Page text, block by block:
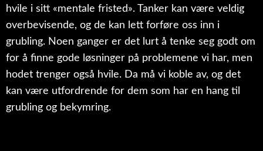
hvile i sitt «mentale fristed». Tanker kan være veldig
overbevisende, og de kan lett forføre oss inn i
grubling. Noen ganger er det lurt å tenke seg godt om
for å finne gode løsninger på problemene vi har, men
hodet trenger også hvile. Da må vi koble av, og det
kan være utfordrende for dem som har en hang til
grubling og bekymring.